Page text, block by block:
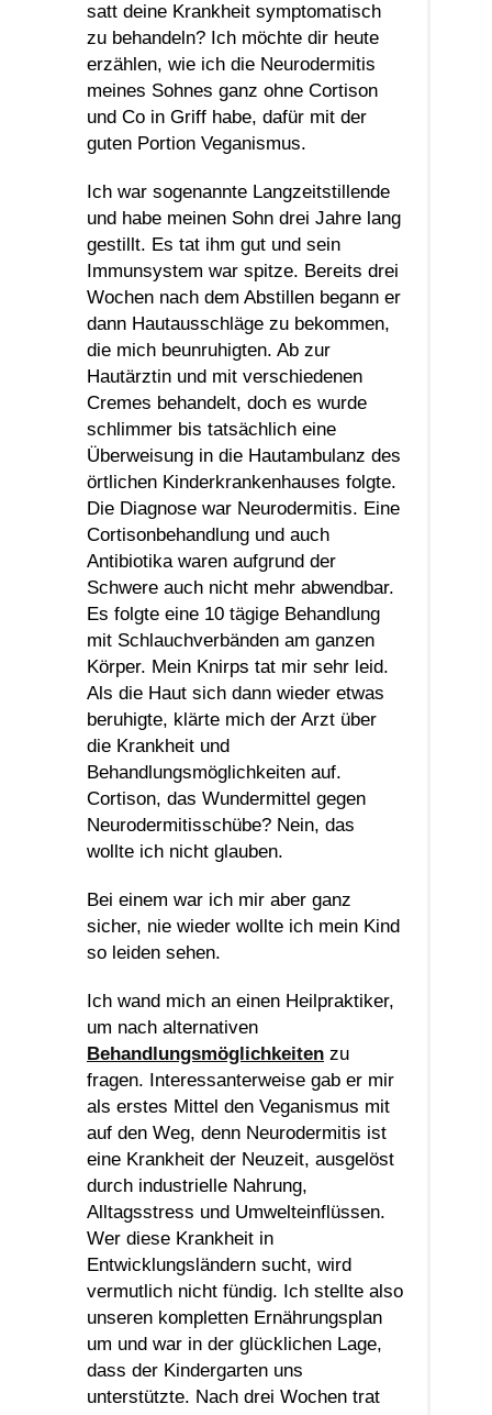
satt deine Krankheit symptomatisch
zu behandeln? Ich möchte dir heute
erzählen, wie ich die Neurodermitis
meines Sohnes ganz ohne Cortison
und Co in Griff habe, dafür mit der
guten Portion Veganismus.
Ich war sogenannte Langzeitstillende
und habe meinen Sohn drei Jahre lang
gestillt. Es tat ihm gut und sein
Immunsystem war spitze. Bereits drei
Wochen nach dem Abstillen begann er
dann Hautausschläge zu bekommen,
die mich beunruhigten. Ab zur
Hautärztin und mit verschiedenen
Cremes behandelt, doch es wurde
schlimmer bis tatsächlich eine
Überweisung in die Hautambulanz des
örtlichen Kinderkrankenhauses folgte.
Die Diagnose war Neurodermitis. Eine
Cortisonbehandlung und auch
Antibiotika waren aufgrund der
Schwere auch nicht mehr abwendbar.
Es folgte eine 10 tägige Behandlung
mit Schlauchverbänden am ganzen
Körper. Mein Knirps tat mir sehr leid.
Als die Haut sich dann wieder etwas
beruhigte, klärte mich der Arzt über
die Krankheit und
Behandlungsmöglichkeiten auf.
Cortison, das Wundermittel gegen
Neurodermitisschübe? Nein, das
wollte ich nicht glauben.
Bei einem war ich mir aber ganz
sicher, nie wieder wollte ich mein Kind
so leiden sehen.
Ich wand mich an einen Heilpraktiker,
um nach alternativen
Behandlungsmöglichkeiten zu
fragen. Interessanterweise gab er mir
als erstes Mittel den Veganismus mit
auf den Weg, denn Neurodermitis ist
eine Krankheit der Neuzeit, ausgelöst
durch industrielle Nahrung,
Alltagsstress und Umwelteinflüssen.
Wer diese Krankheit in
Entwicklungsländern sucht, wird
vermutlich nicht fündig. Ich stellte also
unseren kompletten Ernährungsplan
um und war in der glücklichen Lage,
dass der Kindergarten uns
unterstützte. Nach drei Wochen trat